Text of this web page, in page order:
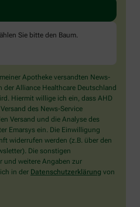
Sie bitte den Baum.
Apotheke versandten News-
der Alliance Healthcare Deutschland
Hiermit willige ich ein, dass AHD
des News-Service
Versand und die Analyse des
Emarsys ein. Die Einwilligung
widerrufen werden (z.B. über den
Die sonstigen
und weitere Angaben zur
in der Datenschutzerklärung von